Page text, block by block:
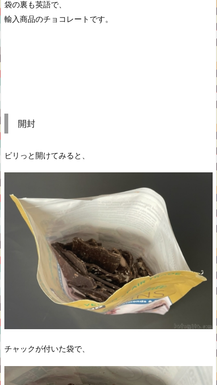
袋の裏も英語で、
輸入商品のチョコレートです。
開封
ビリっと開けてみると、
チャックが付いた袋で、